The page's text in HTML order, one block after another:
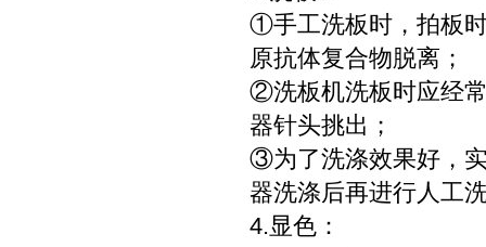
①手工洗板时，拍板
原抗体复合物脱离；
②洗板机洗板时应经
器针头挑出；
③为了洗涤效果好，
器洗涤后再进行人工
4.显色：